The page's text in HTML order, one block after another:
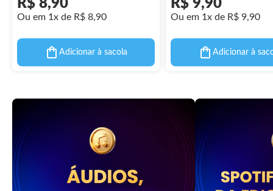
R$ 8,90
Ou em 1x de R$ 8,90
Adicionar à sacola
R$ 9,90
Ou em 1x de R$ 9,90
Adicionar à